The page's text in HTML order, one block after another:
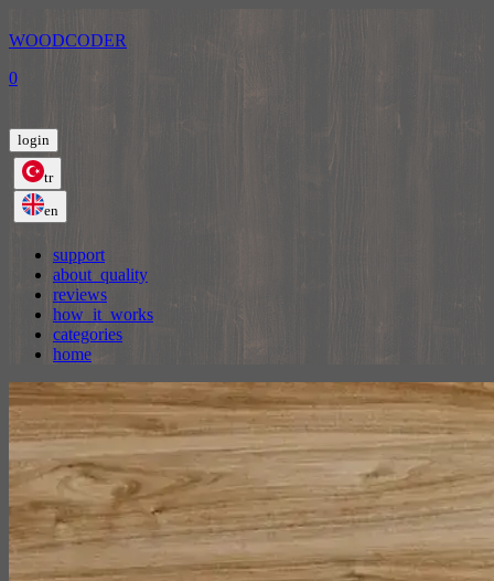
WOODCODER
0
login
tr
en
support
about_quality
reviews
how_it_works
categories
home